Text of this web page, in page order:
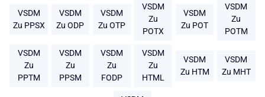
VSDM
Zu PPSX
VSDM
Zu ODP
VSDM
Zu OTP
VSDM
Zu
POTX
VSDM
Zu POT
VSDM
Zu
POTM
VSDM
Zu
PPTM
VSDM
Zu
PPSM
VSDM
Zu
FODP
VSDM
Zu
HTML
VSDM
Zu HTM
VSDM
Zu MHT